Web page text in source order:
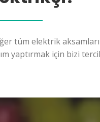
tüm elektrik
yaptırmak için bizi